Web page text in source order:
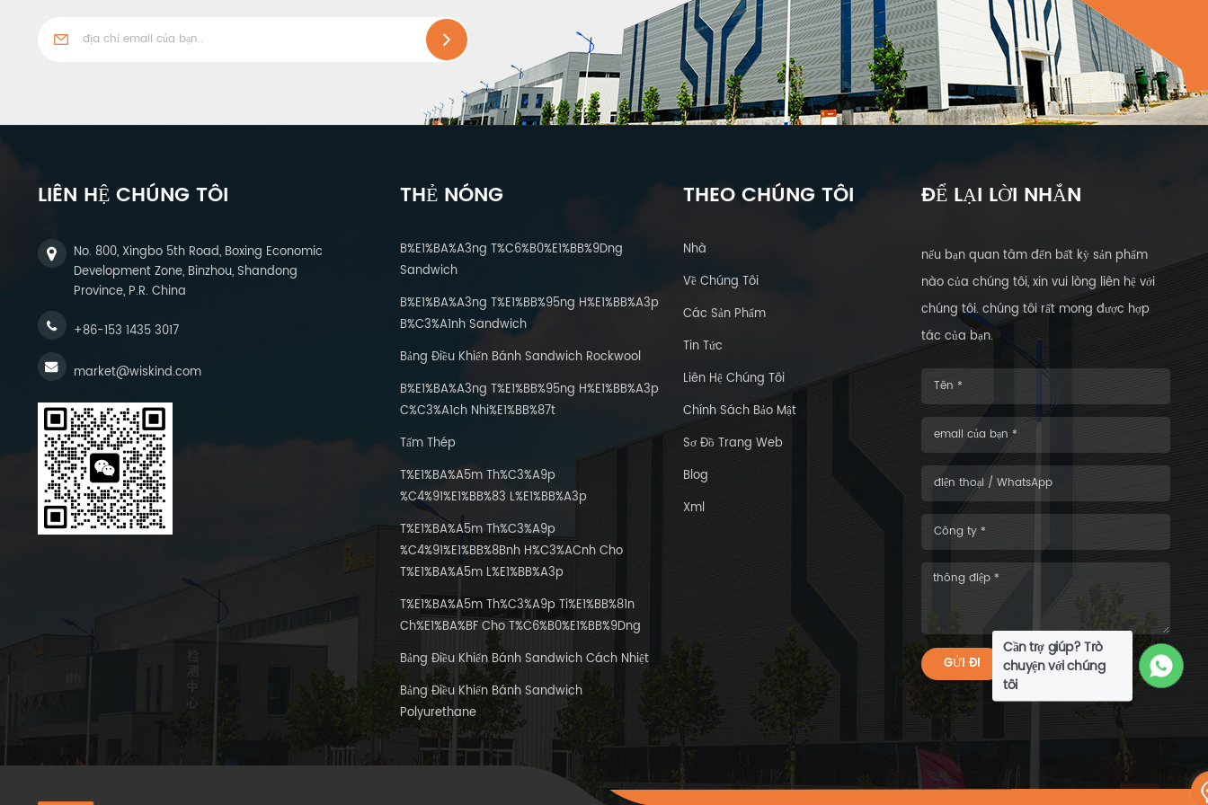
Cần trợ giúp? Trò
chuyện với chúng
tôi
LIÊN HỆ CHÚNG TÔI
No. 800, Xingbo 5th Road, Boxing Economic
Development Zone, Binzhou, Shandong
Province, P.R. China
+86-153 1435 3017
market@wiskind.com
THẺ NÓNG
B%E1%BA%A3ng T%C6%B0%E1%BB%9Dng
Sandwich
B%E1%BA%A3ng T%E1%BB%95ng H%E1%BB%A3p
B%C3%A1nh Sandwich
Bảng Điều Khiển Bánh Sandwich Rockwool
B%E1%BA%A3ng T%E1%BB%95ng H%E1%BB%A3p
C%C3%A1ch Nhi%E1%BB%87t
Tấm Thép
T%E1%BA%A5m Th%C3%A9p
%C4%91%E1%BB%83 L%E1%BB%A3p
T%E1%BA%A5m Th%C3%A9p
%C4%91%E1%BB%8Bnh H%C3%ACnh Cho
T%E1%BA%A5m L%E1%BB%A3p
T%E1%BA%A5m Th%C3%A9p Ti%E1%BB%81n
Ch%E1%BA%BF Cho T%C6%B0%E1%BB%9Dng
Bảng Điều Khiển Bánh Sandwich Cách Nhiệt
Bảng Điều Khiển Bánh Sandwich
Polyurethane
THEO CHÚNG TÔI
Nhà
Về Chúng Tôi
Các Sản Phẩm
Tin Tức
Liên Hệ Chúng Tôi
Chính Sách Bảo Mật
Sơ Đồ Trang Web
Blog
Xml
ĐỂ LẠI LỜI NHẮN
nếu bạn quan tâm đến bất kỳ sản phẩm
nào của chúng tôi, xin vui lòng liên hệ với
chúng tôi. chúng tôi rất mong được hợp
tác của bạn.
GỬI ĐI